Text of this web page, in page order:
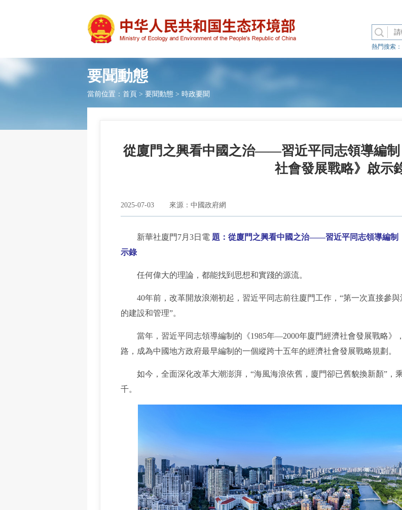
熱門搜索：
要聞動態
當前位置： 首頁 > 要聞動態 > 時政要聞
從廈門之興看中國之治——習近平同志領導編
社會發展戰略》啟示
2025-07-03 來源：中國政府網
新華社廈門7月3日電 題：從廈門之興看中國之治——習近平同志領導編制
示錄
任何偉大的理論，都能找到思想和實踐的源流。
40年前，改革開放浪潮初起，習近平同志前往廈門工作，“第一次直接參與
的建設和管理”。
當年，習近平同志領導編制的《1985年—2000年廈門經濟社會發展戰略》
路，成為中國地方政府最早編制的一個縱跨十五年的經濟社會發展戰略規劃。
如今，全面深化改革大潮澎湃，“海風海浪依舊，廈門卻已舊貌換新顏”，
千。